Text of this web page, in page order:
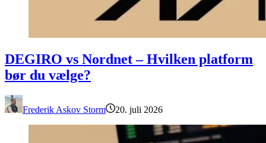
DEGIRO vs Nordnet – Hvilken platform
bør du vælge?
Frederik Askov Storm 20. juli 2026